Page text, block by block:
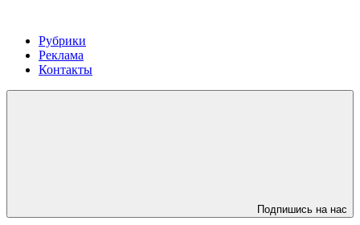
Рубрики
Реклама
Контакты
Подпишись на нас